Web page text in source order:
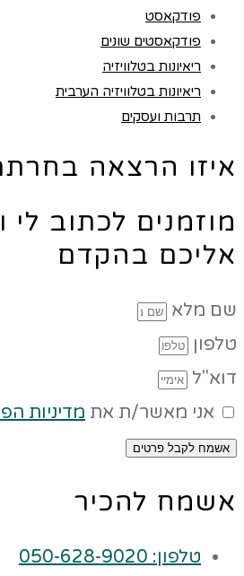
פודקאסט
פודקאסטים שונים
ריאיונות בטלוויזיה
ריאיונות בטלוויזיה הערבית
תרבות ועסקים
איזו הרצאה
מוזמנים לכתוב לי
אליכם בהקדם
שם מלא
טלפון
דוא"ל
אני מאשר/ת את מדיניות
אשמח לקבל פרטים
אשמח להכיר
טלפון: 050-628-9020